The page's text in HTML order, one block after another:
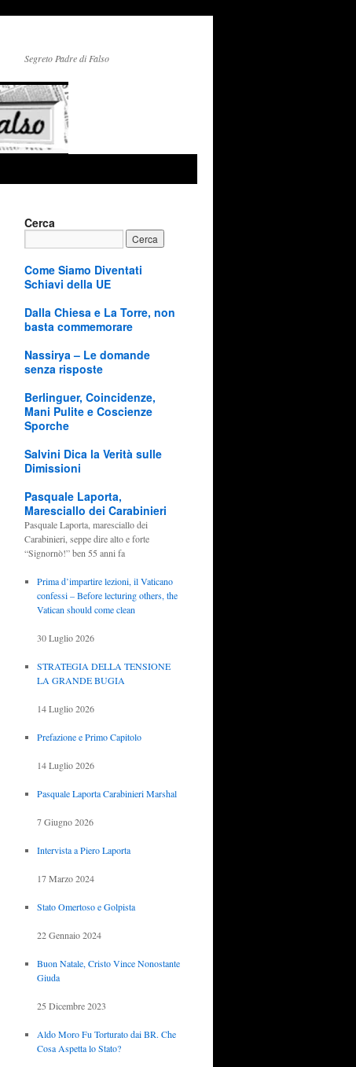
Segreto Padre di Falso
Cerca
Come Siamo Diventati
Schiavi della UE
Dalla Chiesa e La Torre, non
basta commemorare
Nassirya – Le domande
senza risposte
Berlinguer, Coincidenze,
Mani Pulite e Coscienze
Sporche
Salvini Dica la Verità sulle
Dimissioni
Pasquale Laporta,
Maresciallo dei Carabinieri
Pasquale Laporta, maresciallo dei
Carabinieri, seppe dire alto e forte
“Signornò!” ben 55 anni fa
Prima d’impartire lezioni, il Vaticano
confessi – Before lecturing others, the
Vatican should come clean
30 Luglio 2026
STRATEGIA DELLA TENSIONE
LA GRANDE BUGIA
14 Luglio 2026
Prefazione e Primo Capitolo
14 Luglio 2026
Pasquale Laporta Carabinieri Marshal
7 Giugno 2026
Intervista a Piero Laporta
17 Marzo 2024
Stato Omertoso e Golpista
22 Gennaio 2024
Buon Natale, Cristo Vince Nonostante
Giuda
25 Dicembre 2023
Aldo Moro Fu Torturato dai BR. Che
Cosa Aspetta lo Stato?